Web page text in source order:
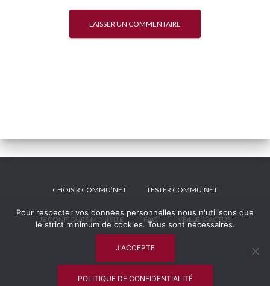
CHOISIR COMMU’NET TESTER COMMU’NET
JE CONFIGURE MON SITE FAQ VEILLE & ACTUS
MENTIONS LÉGALES
Hestia | Développé parThemeIsle
Pour respecter vos données personnelles nous n'utilisons que
le strict minimum de cookies. Tous sont nécessaires.
J'ACCEPTE
POLITIQUE DE CONFIDENTIALITÉ